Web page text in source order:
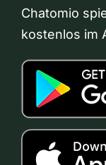
Chatomio
kostenlos im